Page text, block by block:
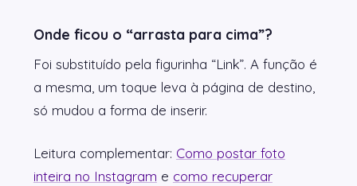
Onde ficou o “arrasta para cima”?
Foi substituído pela figurinha “Link”. A função é
a mesma, um toque leva à página de destino,
só mudou a forma de inserir.
Leitura complementar: Como postar foto
inteira no Instagram e como recuperar